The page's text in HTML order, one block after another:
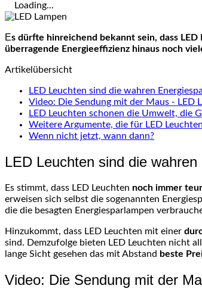
Loading...
Es dürfte hinreichend bekannt sein, dass LED Leuchten weit weniger Strom als alle anderen derzeit erhältlichen Leuchten verbrauchen. Nicht so bekannt ist hingegen, dass es über die
überragende Energieeffizienz hinaus noch
Artikelübersicht
LED Leuchten sind die wahren
Video: Die Sendung mit der Maus - LED
LED Leuchten schonen die Umwelt, die
Weitere Argumente, die für LED
Wenn nicht jetzt, wann dann?
LED Leuchten sind die
Es stimmt, dass LED Leuchten noch immer
erweisen sich selbst die sogenannten
die die besagten Energiesparlampen
Hinzukommt, dass LED Leuchten mit einer
sind. Demzufolge bieten LED Leuchten nicht
lange Sicht gesehen das mit Abstand beste
Video: Die Sendung mit der